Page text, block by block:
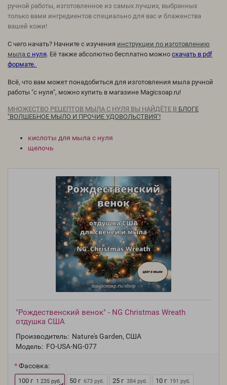
ручной работы, изготовленное из самых лучших, выбранных
только вами ингредиентов специально для вас и блаженства
вашей кожи!
С чего начать? Начните с изучения инструкции по изготовлению
мыла с нуля. Её также абсолютно бесплатно можно скачать в pdf
формате.
Всё, что вам может понадобиться для изготовления мыла ручной
работы "с нуля", можно купить в магазине Magicsoap.ru!
МНОЖЕСТВО РЕЦЕПТОВ МЫЛА С НУЛЯ ВЫ НАЙДЁТЕ В БЛОГЕ
"ВОЛШЕБНОЕ МЫЛО И ПРОЧИЕ УДОВОЛЬСТВИЯ"!
кислоты для мыла с нуля
щелочь
"Рождественский венок" - NG Christmas Wreath
отдушка США
Производитель: Nature's Garden, США
Модель: FO-USA-NG-077
Фасовка:
100 г 1 235 руб. 50 г 673 руб. 25 г 384 руб. 10 г 191 руб.